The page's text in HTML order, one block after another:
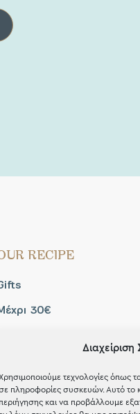
τεχνολογίες όπως
πληροφορίες συσκευών. Αυτό το
περιήγησης και να προβάλλουμε
RECIPE
30€